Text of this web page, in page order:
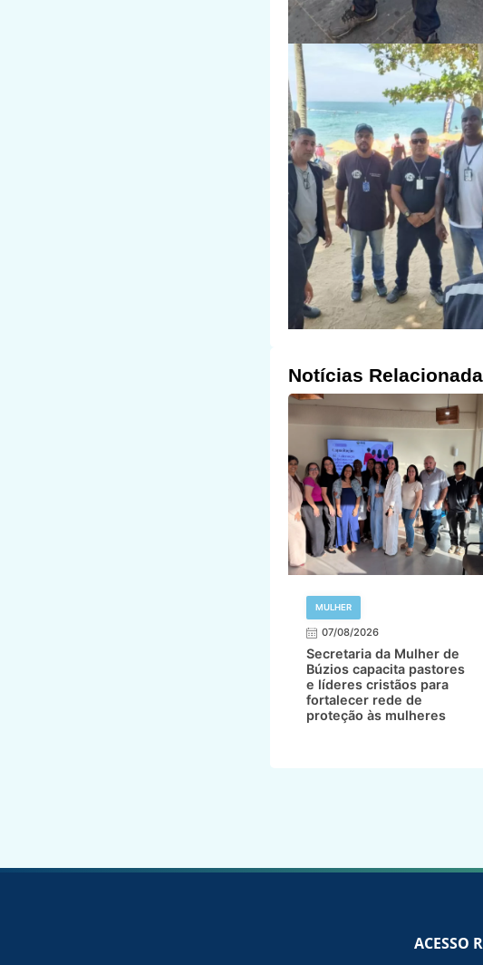
Notícias
MULHER
07/08/2026
Secretaria da Mulher de
Búzios capacita pastores
e líderes cristãos para
fortalecer rede de
proteção às mulheres
ACESSO